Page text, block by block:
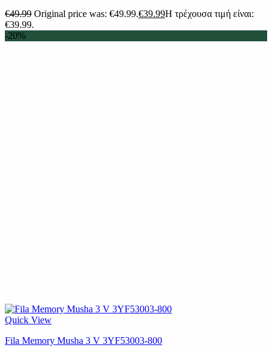
€49.99 Original price was: €49.99.€39.99Η τρέχουσα τιμή είναι:
€39.99.
-20%
Quick View
Fila Memory Musha 3 V 3YF53003-800